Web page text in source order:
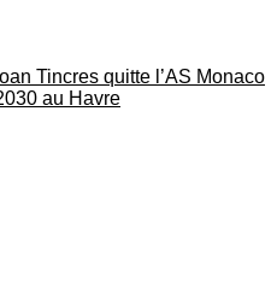
Tincres quitte l’AS Monaco
au Havre